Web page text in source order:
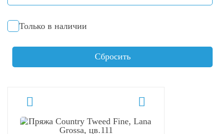
Только в наличии
Сбросить